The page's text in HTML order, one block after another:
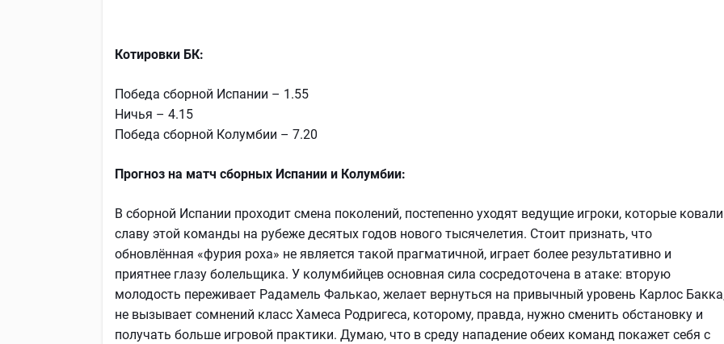
Котировки БК:
Победа сборной Испании – 1.55
Ничья – 4.15
Победа сборной Колумбии – 7.20
Прогноз на матч сборных Испании и Колумбии:
В сборной Испании проходит смена поколений, постепенно уходят ведущие игроки, которые ковали
славу этой команды на рубеже десятых годов нового тысячелетия. Стоит признать, что
обновлённая «фурия роха» не является такой прагматичной, играет более результативно и
приятнее глазу болельщика. У колумбийцев основная сила сосредоточена в атаке: вторую
молодость переживает Радамель Фалькао, желает вернуться на привычный уровень Карлос
не вызывает сомнений класс Хамеса Родригеса, которому, правда, нужно сменить обстановку и
получать больше игровой практики. Думаю, что в среду нападение обеих команд покажет себя с